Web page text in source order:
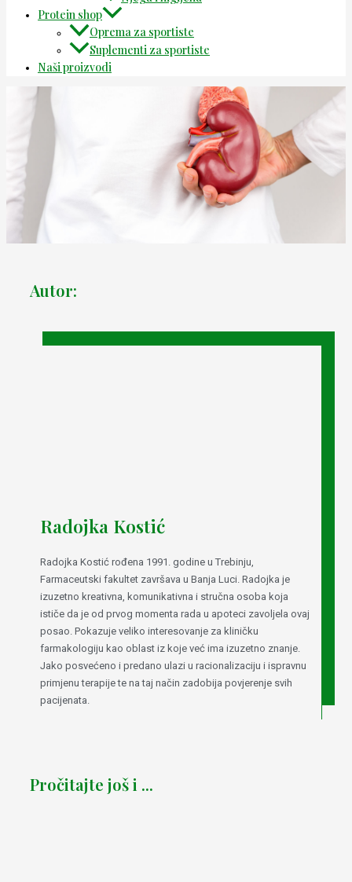
Protein shop
Oprema za sportiste
Suplementi za sportiste
Naši proizvodi
Autor:
Radojka Kostić
Radojka Kostić rođena 1991. godine u Trebinju,
Farmaceutski fakultet završava u Banja Luci. Radojka je
izuzetno kreativna, komunikativna i stručna osoba koja
ističe da je od prvog momenta rada u apoteci zavoljela ovaj
posao. Pokazuje veliko interesovanje za kliničku
farmakologiju kao oblast iz koje već ima izuzetno znanje.
Jako posvećeno i predano ulazi u racionalizaciju i ispravnu
primjenu terapije te na taj način zadobija povjerenje svih
pacijenata.
Pročitajte još i ...